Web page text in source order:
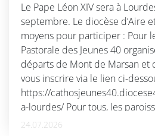
Le Pape Léon XIV sera à
septembre. Le diocèse d’Aire
moyens pour participer : Pour
Pastorale des Jeunes 40
départs de Mont de Marsan et
vous inscrire via le lien ci-
https://
a-lourdes/ Pour tous, les
24.07.2026